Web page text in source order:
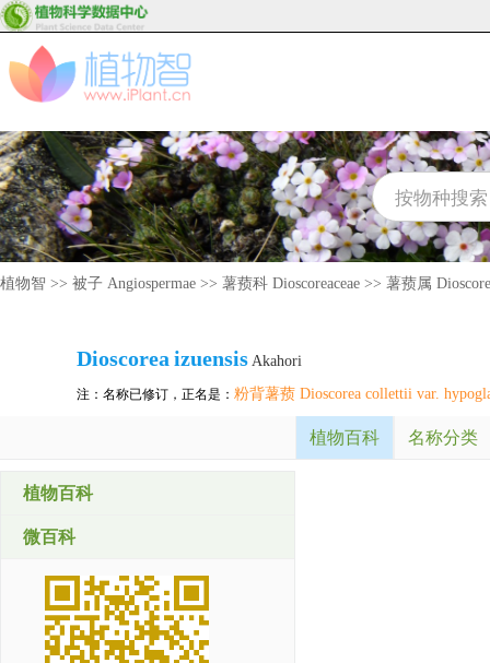
植物智 >> 被子 Angiospermae >> 薯蓣科 Dioscoreaceae >> 薯蓣属
Dioscorea izuensis Akahori
注：名称已修订，正名是： 粉背薯蓣 Dioscorea collettii var.
植物百科 名称分类
植物百科
微百科